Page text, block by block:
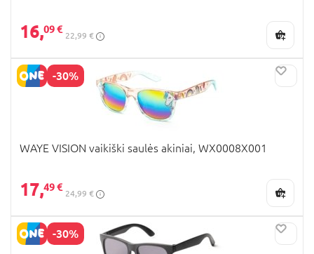
16,09 €
22,99 €
-30%
WAYE VISION vaikiški saulės akiniai, WX0008X001
17,49 €
24,99 €
-30%